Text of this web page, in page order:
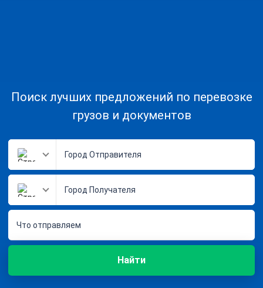
Поиск лучших предложений по перевозке
грузов и документов
Что отправляем
Найти